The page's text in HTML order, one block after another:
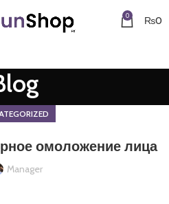
0 ₨0
омоложение лица
Manager